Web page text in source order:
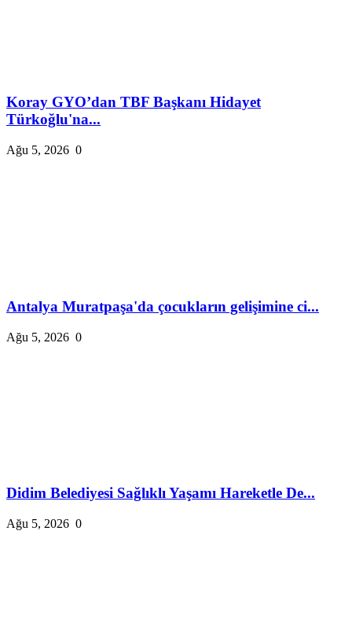
Koray GYO’dan TBF Başkanı Hidayet
Türkoğlu'na...
Ağu 5, 2026 0
Antalya Muratpaşa'da çocukların gelişimine ci...
Ağu 5, 2026 0
Didim Belediyesi Sağlıklı Yaşamı Hareketle De...
Ağu 5, 2026 0